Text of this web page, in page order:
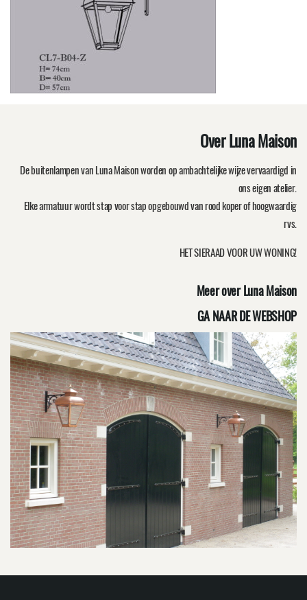
Over Luna Maison
De buitenlampen van Luna Maison worden op ambachtelijke wijze vervaardigd in
ons eigen atelier.
Elke armatuur wordt stap voor stap opgebouwd van rood koper of hoogwaardig
rvs.
HET SIERAAD VOOR UW WONING!
Meer over Luna Maison
GA NAAR DE WEBSHOP